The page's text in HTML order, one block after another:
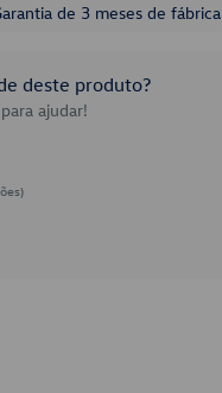
de 3 meses de fábrica
deste produto?
ajudar!